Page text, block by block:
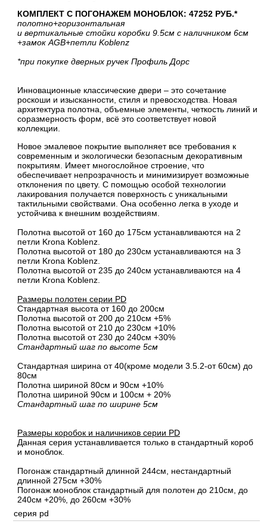
КОМПЛЕКТ С ПОГОНАЖЕМ МОНОБЛОК: 47252 РУБ.*
полотно+горизонтальная
и вертикальные стойки коробки 9.5см с наличником 6см
+замок AGB+петли Koblenz
*при покупке дверных ручек Профиль Дорс
Инновационные классические двери – это сочетание
роскоши и изысканности, стиля и превосходства. Новая
архитектура полотна, объемные элементы, четкость линий и
соразмерность форм, всё это соответствует новой
коллекции.
Новое эмалевое покрытие выполняет все требования к
современным и экологически безопасным декоративным
покрытиям. Имеет многослойное строение, что
обеспечивает непрозрачность и минимизирует возможные
отклонения по цвету. С помощью особой технологии
лакирования получается поверхность с уникальными
тактильными свойствами. Она особенно легка в уходе и
устойчива к внешним воздействиям.
Полотна высотой от 160 до 175см устанавливаются на 2
петли Krona Koblenz.
Полотна высотой от 180 до 230см устанавливаются на 3
петли Krona Koblenz.
Полотна высотой от 235 до 240см устанавливаются на 4
петли Krona Koblenz.
Размеры полотен серии PD
Стандартная высота от 160 до 200см
Полотна высотой от 200 до 210см +5%
Полотна высотой от 210 до 230см +10%
Полотна высотой от 230 до 240см +30%
Стандартный шаг по высоте 5см
Стандартная ширина от 40(кроме модели 3.5.2-от 60см) до
80см
Полотна шириной 80cм и 90cм +10%
Полотна шириной 90см и 100см + 20%
Стандартный шаг по ширине 5см
Размеры коробок и наличников серии PD
Данная серия устанавливается только в стандартный короб
и моноблок.
Погонаж стандартный длинной 244см, нестандартный
длинной 275см +30%
Погонаж моноблок стандартный для полотен до 210см, до
240см +20%, до 260см +30%
серия pd